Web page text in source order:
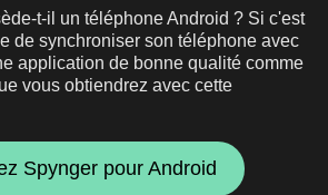
t-il un téléphone Android ? Si c'est
de synchroniser son téléphone avec
application de bonne qualité comme
vous obtiendrez avec cette
Spynger pour Android